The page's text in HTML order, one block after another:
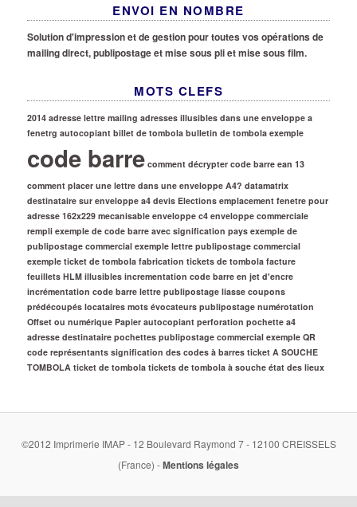
ENVOI EN NOMBRE
Solution d'impression et de gestion pour toutes vos opérations de
mailing direct, publipostage et mise sous pli et mise sous film.
MOTS CLEFS
2014 adresse lettre mailing adresses illusibles dans une enveloppe a
fenetrg autocopiant billet de tombola bulletin de tombola exemple
code barre comment décrypter code barre ean 13
comment placer une lettre dans une enveloppe A4? datamatrix
destinataire sur enveloppe a4 devis Elections emplacement fenetre pour
adresse 162x229 mecanisable enveloppe c4 enveloppe commerciale
rempli exemple de code barre avec signification pays exemple de
publipostage commercial exemple lettre publipostage commercial
exemple ticket de tombola fabrication tickets de tombola facture
feuillets HLM illusibles incrementation code barre en jet d'encre
incrémentation code barre lettre publipostage liasse coupons
prédécoupés locataires mots évocateurs publipostage numérotation
Offset ou numérique Papier autocopiant perforation pochette a4
adresse destinataire pochettes publipostage commercial exemple QR
code représentants signification des codes à barres ticket A SOUCHE
TOMBOLA ticket de tombola tickets de tombola à souche état des lieux
©2012 Imprimerie IMAP - 12 Boulevard Raymond 7 - 12100 CREISSELS
(France) -Mentions légales